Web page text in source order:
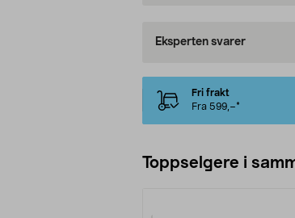
Eksperten svarer
Fri frakt
Fra 599,–*
Toppselgere i